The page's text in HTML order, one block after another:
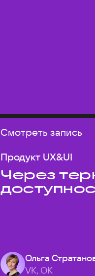
Смотреть запись
Продукт UX&UI
Через
Ольга
VK, ОК